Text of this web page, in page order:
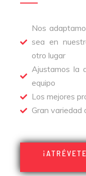
Nos
sea en
otro lugar​
Ajustamos la
equipo ​
Los mejores
Gran variedad